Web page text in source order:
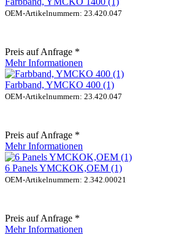
OEM-Artikelnummern: 23.420.047
Preis auf Anfrage *
Mehr Informationen
Farbband, YMCKO 400 (1)
OEM-Artikelnummern: 23.420.047
Preis auf Anfrage *
Mehr Informationen
6 Panels YMCKOK,OEM (1)
OEM-Artikelnummern: 2.342.00021
Preis auf Anfrage *
Mehr Informationen